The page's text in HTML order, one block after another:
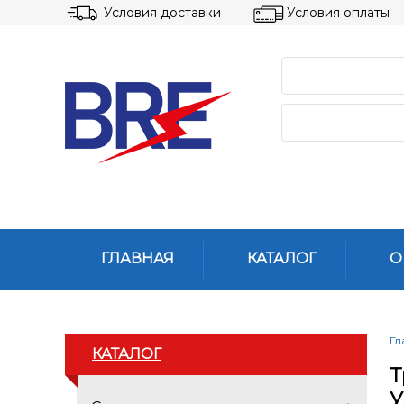
Условия доставки Условия оплаты
ГЛАВНАЯ КАТАЛОГ О
КАТАЛОГ